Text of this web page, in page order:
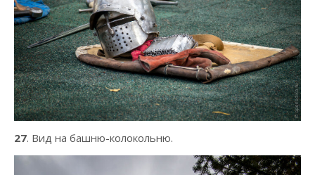
27. Вид на башню-колокольню.